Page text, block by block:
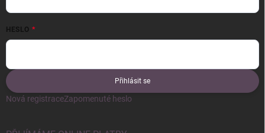
HESLO
Přihlásit se
Nová registraceZapomenuté heslo